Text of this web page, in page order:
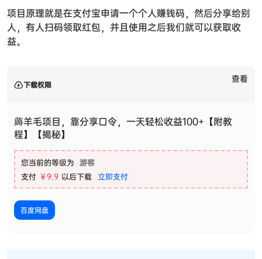
项目原理就是在支付宝申请一个个人赚钱码，然后分享给别
人，有人扫码领取红包，并且使用之后我们就可以获取收
益。
下载权限
查看
薅羊毛项目，靠分享口令，一天轻松收益100+【附教
程】【揭秘】
您当前的等级为 游客
支付 ￥9.9 以后下载 立即支付
百度网盘